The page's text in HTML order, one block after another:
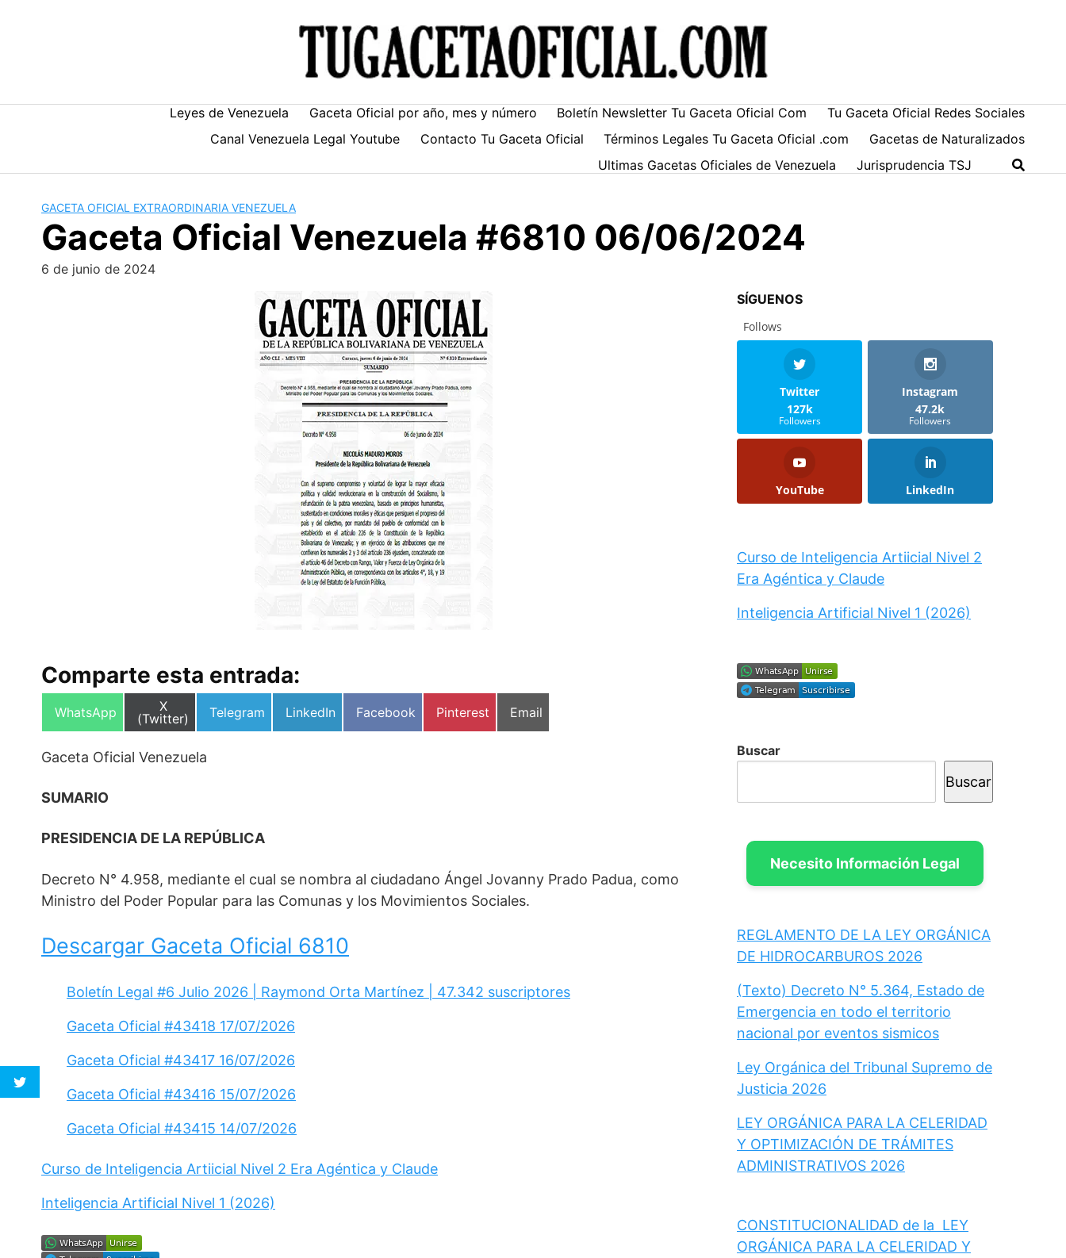
Leyes de Venezuela Gaceta Oficial por año, mes y número Boletín Newsletter Tu Gaceta Oficial Com
Tu Gaceta Oficial Redes Sociales
Canal Venezuela Legal Youtube
Contacto Tu Gaceta Oficial Términos Legales Tu Gaceta Oficial .com
Gacetas de Naturalizados
Ultimas Gacetas Oficiales de Venezuela
Jurisprudencia TSJ
GACETA OFICIAL EXTRAORDINARIA VENEZUELA
Gaceta Oficial Venezuela #6810 06/06/2024
6 de junio de 2024
Comparte esta entrada:
Compartir
WhatsApp
Compartir
en
X
(Twitter)
Compartir
Telegram
Compartir
LinkedIn
Compartir
Facebook
Compartir
Pinterest
Compartir
Email
Gaceta Oficial Venezuela
SUMARIO
PRESIDENCIA DE LA REPÚBLICA
Decreto N° 4.958, mediante el cual se nombra al ciudadano Ángel Jovanny Prado Padua, como
Ministro del Poder Popular para las Comunas y los Movimientos Sociales.
Descargar Gaceta Oficial 6810
Boletín Legal #6 Julio 2026 | Raymond Orta Martínez | 47.342 suscriptores
Gaceta Oficial #43418 17/07/2026
Gaceta Oficial #43417 16/07/2026
Gaceta Oficial #43416 15/07/2026
Gaceta Oficial #43415 14/07/2026
Curso de Inteligencia Artiicial Nivel 2 Era Agéntica y Claude
Inteligencia Artificial Nivel 1 (2026)
SÍGUENOS
Follows
Twitter
127k
Followers
Instagram
47.2k
Followers
YouTube LinkedIn
Curso de Inteligencia Artiicial Nivel 2
Era Agéntica y Claude
Inteligencia Artificial Nivel 1 (2026)
Buscar
Buscar
Necesito Información Legal
REGLAMENTO DE LA LEY ORGÁNICA
DE HIDROCARBUROS 2026
(Texto) Decreto N° 5.364, Estado de
Emergencia en todo el territorio
nacional por eventos sismicos
Ley Orgánica del Tribunal Supremo de
Justicia 2026
LEY ORGÁNICA PARA LA CELERIDAD
Y OPTIMIZACIÓN DE TRÁMITES
ADMINISTRATIVOS 2026
CONSTITUCIONALIDAD de la LEY
ORGÁNICA PARA LA CELERIDAD Y